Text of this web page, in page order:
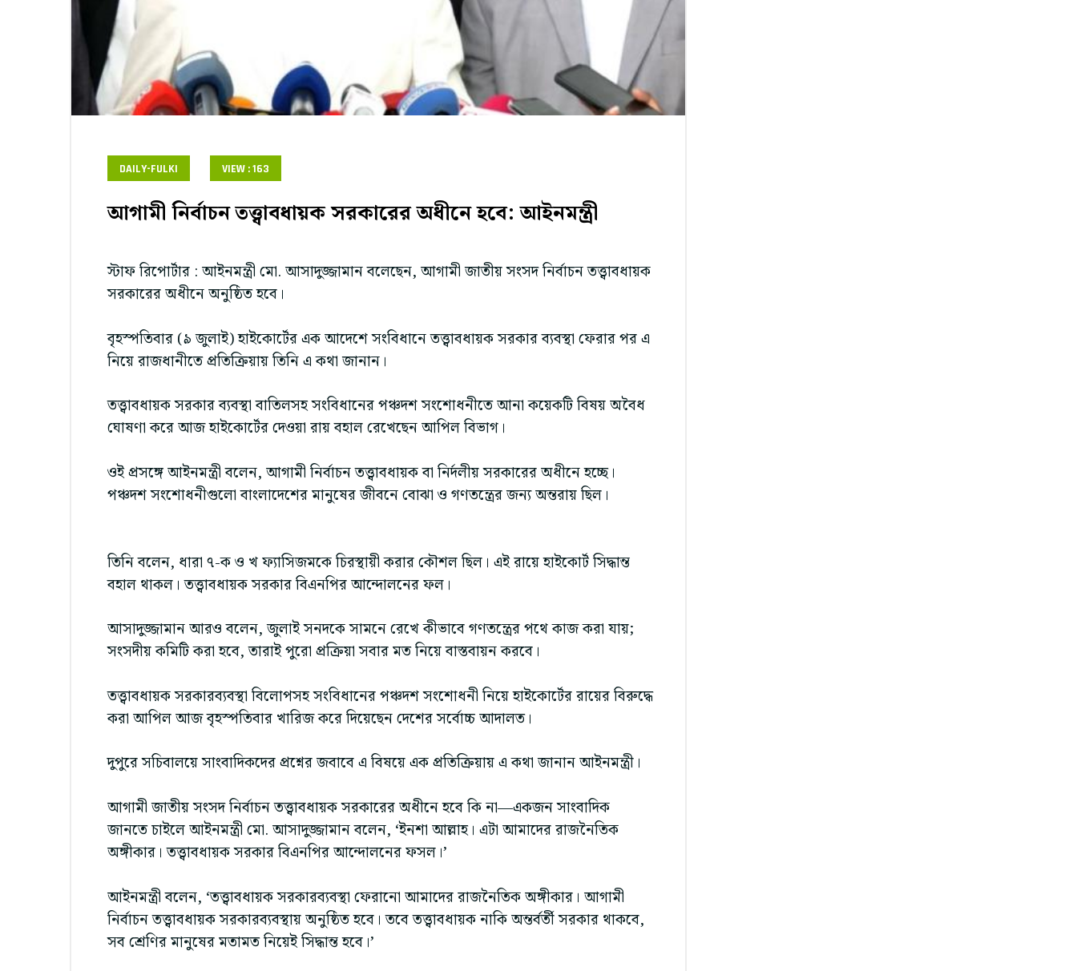
DAILY-FULKI VIEW : 163
আগামী নির্বাচন তত্ত্বাবধায়ক সরকারের অধীনে হবে: আইনমন্ত্রী
স্টাফ রিপোর্টার : আইনমন্ত্রী মো. আসাদুজ্জামান বলেছেন, আগামী জাতীয় সংসদ নির্বাচন তত্ত্বাবধায়ক
সরকারের অধীনে অনুষ্ঠিত হবে।
বৃহস্পতিবার (৯ জুলাই) হাইকোর্টের এক আদেশে সংবিধানে তত্ত্বাবধায়ক সরকার ব্যবস্থা ফেরার পর এ
নিয়ে রাজধানীতে প্রতিক্রিয়ায় তিনি এ কথা জানান।
তত্ত্বাবধায়ক সরকার ব্যবস্থা বাতিলসহ সংবিধানের পঞ্চদশ সংশোধনীতে আনা কয়েকটি বিষয় অবৈধ
ঘোষণা করে আজ হাইকোর্টের দেওয়া রায় বহাল রেখেছেন আপিল বিভাগ।
ওই প্রসঙ্গে আইনমন্ত্রী বলেন, আগামী নির্বাচন তত্ত্বাবধায়ক বা নির্দলীয় সরকারের অধীনে হচ্ছে।
পঞ্চদশ সংশোধনীগুলো বাংলাদেশের মানুষের জীবনে বোঝা ও গণতন্ত্রের জন্য অন্তরায় ছিল।
তিনি বলেন, ধারা ৭-ক ও খ ফ্যাসিজমকে চিরস্থায়ী করার কৌশল ছিল। এই রায়ে হাইকোর্ট সিদ্ধান্ত
বহাল থাকল। তত্ত্বাবধায়ক সরকার বিএনপির আন্দোলনের ফল।
আসাদুজ্জামান আরও বলেন, জুলাই সনদকে সামনে রেখে কীভাবে গণতন্ত্রের পথে কাজ করা যায়;
সংসদীয় কমিটি করা হবে, তারাই পুরো প্রক্রিয়া সবার মত নিয়ে বাস্তবায়ন করবে।
তত্ত্বাবধায়ক সরকারব্যবস্থা বিলোপসহ সংবিধানের পঞ্চদশ সংশোধনী নিয়ে হাইকোর্টের রায়ের বিরুদ্ধে
করা আপিল আজ বৃহস্পতিবার খারিজ করে দিয়েছেন দেশের সর্বোচ্চ আদালত।
দুপুরে সচিবালয়ে সাংবাদিকদের প্রশ্নের জবাবে এ বিষয়ে এক প্রতিক্রিয়ায় এ কথা জানান আইনমন্ত্রী।
আগামী জাতীয় সংসদ নির্বাচন তত্ত্বাবধায়ক সরকারের অধীনে হবে কি না—একজন সাংবাদিক
জানতে চাইলে আইনমন্ত্রী মো. আসাদুজ্জামান বলেন, ‘ইনশা আল্লাহ। এটা আমাদের রাজনৈতিক
অঙ্গীকার। তত্ত্বাবধায়ক সরকার বিএনপির আন্দোলনের ফসল।’
আইনমন্ত্রী বলেন, ‘তত্ত্বাবধায়ক সরকারব্যবস্থা ফেরানো আমাদের রাজনৈতিক অঙ্গীকার। আগামী
নির্বাচন তত্ত্বাবধায়ক সরকারব্যবস্থায় অনুষ্ঠিত হবে। তবে তত্ত্বাবধায়ক নাকি অন্তর্বর্তী সরকার থাকবে,
সব শ্রেণির মানুষের মতামত নিয়েই সিদ্ধান্ত হবে।’